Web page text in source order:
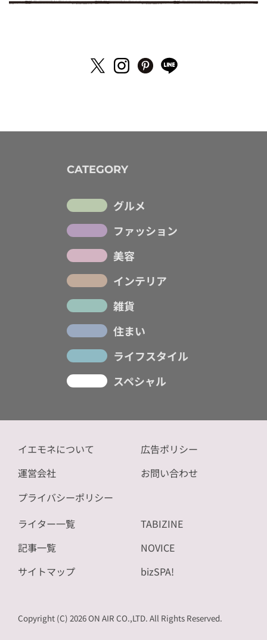
CATEGORY
グルメ
ファッション
美容
インテリア
雑貨
住まい
ライフスタイル
スペシャル
イエモネについて
運営会社
プライバシーポリシー
広告ポリシー
お問い合わせ
ライター一覧
記事一覧
サイトマップ
TABIZINE
NOVICE
bizSPA!
Copyright (C) 2026 ON AIR CO.,LTD. All Rights Reserved.